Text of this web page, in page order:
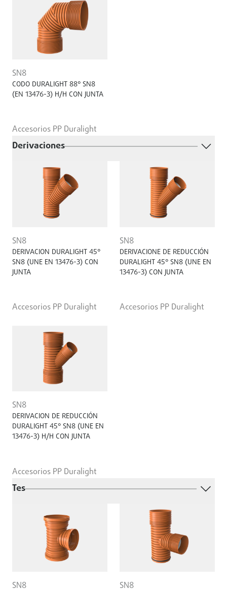
SN8
CODO DURALIGHT 88° SN8
(EN 13476-3) H/H CON JUNTA
Accesorios PP Duralight
Derivaciones
SN8
DERIVACION DURALIGHT 45°
SN8 (UNE EN 13476-3) CON
JUNTA
Accesorios PP Duralight
SN8
DERIVACIONE DE REDUCCIÓN
DURALIGHT 45° SN8 (UNE EN
13476-3) CON JUNTA
Accesorios PP Duralight
SN8
DERIVACION DE REDUCCIÓN
DURALIGHT 45° SN8 (UNE EN
13476-3) H/H CON JUNTA
Accesorios PP Duralight
Tes
SN8 SN8